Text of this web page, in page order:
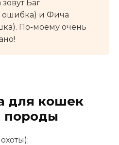
Баг
ошибка) и Фича
По-моему очень
для кошек
породы